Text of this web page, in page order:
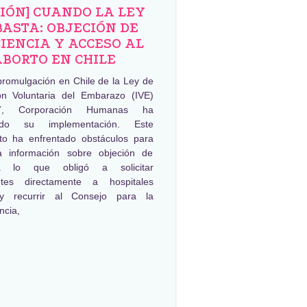
CUANDO LA LEY
OBJECIÓN DE
Y ACCESO AL
EN CHILE
en Chile de la Ley de
Voluntaria del Embarazo (IVE)
Corporación Humanas ha
su implementación. Este
ha enfrentado obstáculos para
información sobre objeción de
lo que obligó a solicitar
directamente a hospitales
recurrir al Consejo para la